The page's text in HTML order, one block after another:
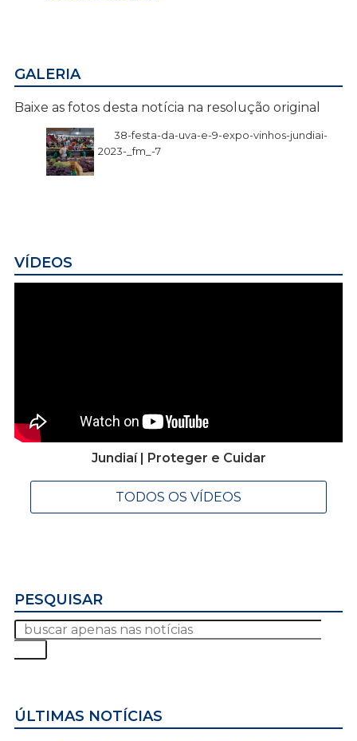
GALERIA
Baixe as fotos desta notícia na resolução original
38-festa-da-uva-e-9-expo-vinhos-jundiai-
2023-_fm_-7
VÍDEOS
Jundiaí | Proteger e Cuidar
TODOS OS VÍDEOS
PESQUISAR
ÚLTIMAS NOTÍCIAS